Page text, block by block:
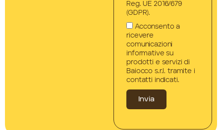
Reg. UE 2016/679
(GDPR).
Acconsento a
ricevere
comunicazioni
informative su
prodotti e servizi di
Baiocco s.r.l. tramite i
contatti indicati.
Invia